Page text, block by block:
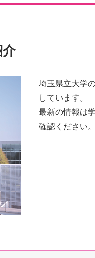
埼玉県立大学
しています。
最新の情報は
確認ください。